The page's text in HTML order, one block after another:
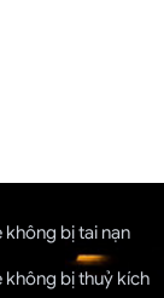
không bị tai nạn
không bị thuỷ kích